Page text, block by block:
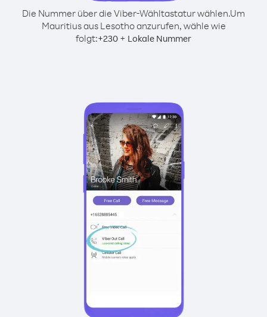
Die Nummer über die Viber-Wähltastatur wählen.Um
Mauritius aus Lesotho anzurufen, wähle wie
folgt:+230 + Lokale Nummer